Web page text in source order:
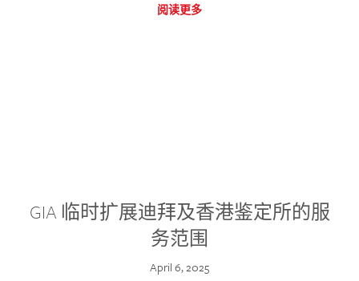
阅读更多
GIA 临时扩展迪拜及香港鉴定所的服
务范围
April 6, 2025